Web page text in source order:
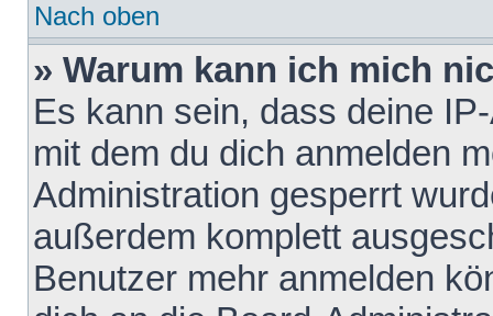
Nach oben
» Warum kann ich mich
Es kann sein, dass deine
mit dem du dich anmelden
Administration gesperrt
außerdem komplett
Benutzer mehr anmelden